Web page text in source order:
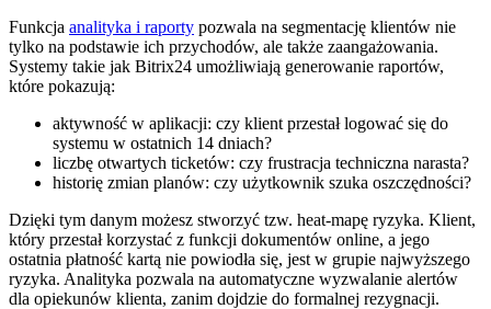
Funkcja analityka i raporty pozwala na segmentację klientów nie
tylko na podstawie ich przychodów, ale także zaangażowania.
Systemy takie jak Bitrix24 umożliwiają generowanie raportów,
które pokazują:
aktywność w aplikacji: czy klient przestał logować się do
systemu w ostatnich 14 dniach?
liczbę otwartych ticketów: czy frustracja techniczna narasta?
historię zmian planów: czy użytkownik szuka oszczędności?
Dzięki tym danym możesz stworzyć tzw. heat-mapę ryzyka. Klient,
który przestał korzystać z funkcji dokumentów online, a jego
ostatnia płatność kartą nie powiodła się, jest w grupie najwyższego
ryzyka. Analityka pozwala na automatyczne wyzwalanie alertów
dla opiekunów klienta, zanim dojdzie do formalnej rezygnacji.